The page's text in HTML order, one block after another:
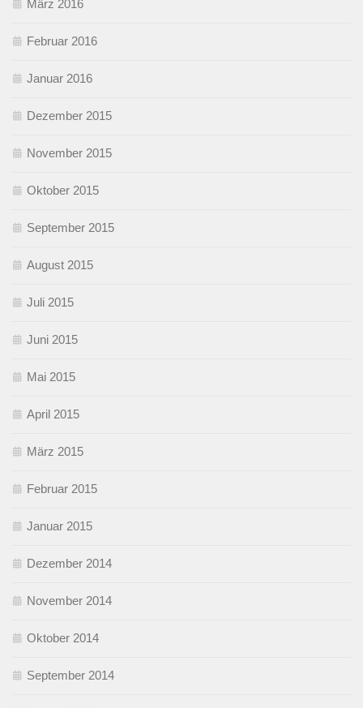
März 2016
Februar 2016
Januar 2016
Dezember 2015
November 2015
Oktober 2015
September 2015
August 2015
Juli 2015
Juni 2015
Mai 2015
April 2015
März 2015
Februar 2015
Januar 2015
Dezember 2014
November 2014
Oktober 2014
September 2014